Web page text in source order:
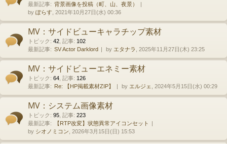
最新記事: 背景画像を投稿（町、山、夜景）
by ぽらす , 2021年10月27日(水) 00:36
MV：サイドビューキャラチップ素材
トピック : 42 記事: 102
最新記事: SV Actor Darklord by エタナラ , 2025年11月27日(木) 23:25
MV：サイドビューエネミー素材
トピック : 64 記事: 126
最新記事: Re: 【HP掲載素材ZIP】 by エルジェ , 2024年5月15日(水) 00:29
MV：システム画像素材
トピック : 95 記事: 223
最新記事:
【RTP改変】状態異常アイコンセット
by シオノミコン , 2026年3月15日(日) 15:53